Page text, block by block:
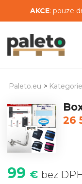
AKCE: pouze
Paleto.eu > Kategorie
26
99 € bez